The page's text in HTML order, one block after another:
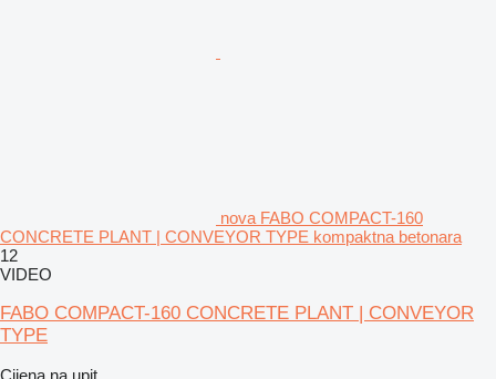
nova FABO COMPACT-160
CONCRETE PLANT | CONVEYOR TYPE kompaktna betonara
12
VIDEO
FABO COMPACT-160 CONCRETE PLANT | CONVEYOR
TYPE
Cijena na upit